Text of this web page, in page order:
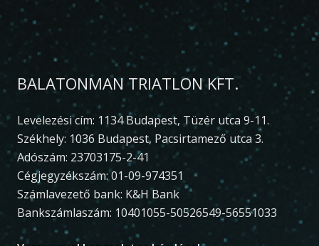
BALATONMAN TRIATLON KFT.
Levelezési cím: 1134 Budapest, Tüzér utca 9-11.
Székhely: 1036 Budapest, Pacsirtamező utca 3.
Adószám: 23703175-2-41
Cégjegyzékszám: 01-09-974351
Számlavezető bank: K&H Bank
Bankszámlaszám: 10401055-50526549-56551033